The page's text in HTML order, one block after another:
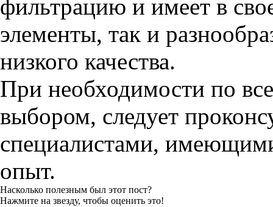
фильтрацию и имеет в
элементы, так и
низкого качества.
При необходимости по
выбором, следует
специалистами,
опыт.
Насколько полезным был этот пост?
Нажмите на звезду, чтобы оценить это!